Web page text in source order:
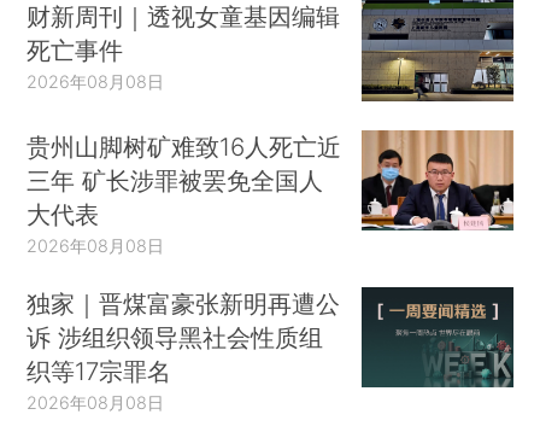
财新周刊｜透视女童基因编辑
死亡事件
2026年08月08日
贵州山脚树矿难致16人死亡近
三年 矿长涉罪被罢免全国人
大代表
2026年08月08日
独家｜晋煤富豪张新明再遭公
诉 涉组织领导黑社会性质组
织等17宗罪名
2026年08月08日